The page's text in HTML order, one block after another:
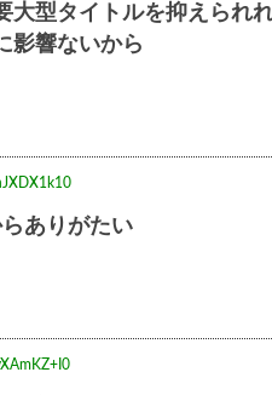
大型タイトルを抑えられ
影響ないから
ありがたい